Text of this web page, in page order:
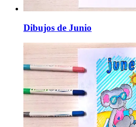
Dibujos de Junio